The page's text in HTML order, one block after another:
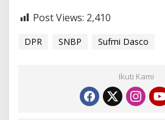
Post Views: 2,410
DPR SNBP Sufmi Dasco
Ikuti Kami